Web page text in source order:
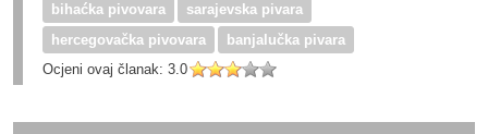
bihaćka pivovara
sarajevska pivara
hercegovačka pivovara
banjalučka pivara
Ocjeni ovaj članak: 3.0